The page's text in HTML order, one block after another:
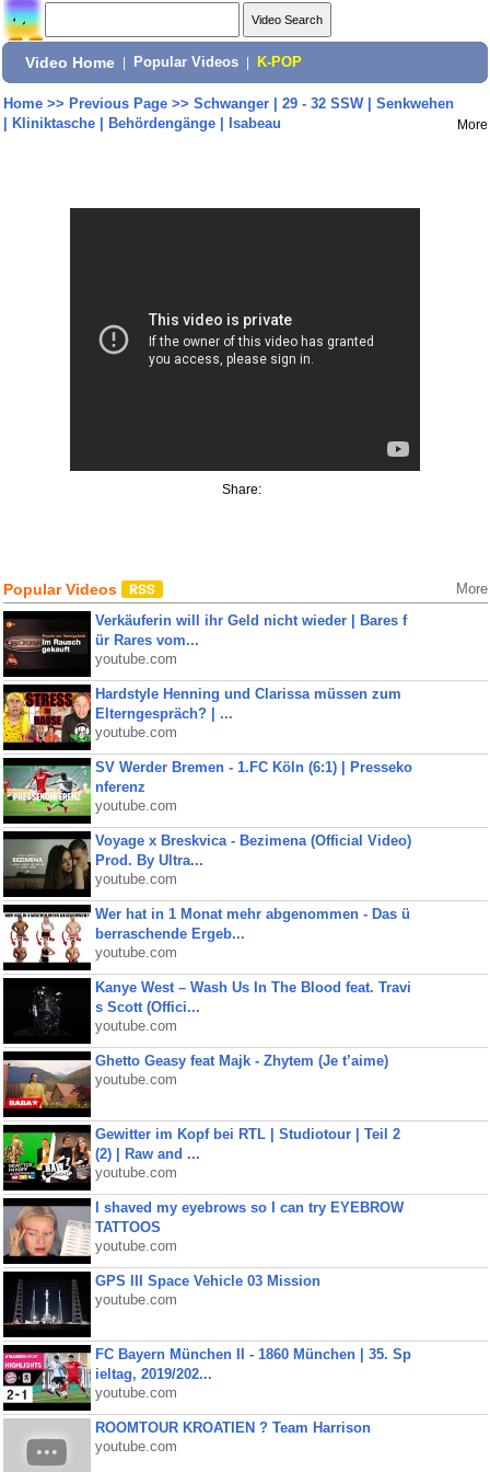
Video Home Popular Videos K-POP
Home>> Previous Page>> Schwanger | 29 - 32 SSW | Senkwehen
| Kliniktasche | Behördengänge | Isabeau
More
Share:
Popular Videos More
Verkäuferin will ihr Geld nicht wieder | Bares f
ür Rares vom...
youtube.com
Hardstyle Henning und Clarissa müssen zum
Elterngespräch? | ...
youtube.com
SV Werder Bremen - 1.FC Köln (6:1) | Presseko
nferenz
youtube.com
Voyage x Breskvica - Bezimena (Official Video)
Prod. By Ultra...
youtube.com
Wer hat in 1 Monat mehr abgenommen - Das ü
berraschende Ergeb...
youtube.com
Kanye West – Wash Us In The Blood feat. Travi
s Scott (Offici...
youtube.com
Ghetto Geasy feat Majk - Zhytem (Je t’aime)
youtube.com
Gewitter im Kopf bei RTL | Studiotour | Teil 2
(2) | Raw and ...
youtube.com
I shaved my eyebrows so I can try EYEBROW
TATTOOS
youtube.com
GPS III Space Vehicle 03 Mission
youtube.com
FC Bayern München II - 1860 München | 35. Sp
ieltag, 2019/202...
youtube.com
ROOMTOUR KROATIEN ? Team Harrison
youtube.com